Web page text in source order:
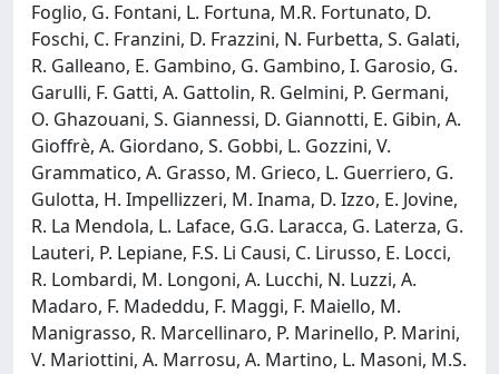
Foglio, G. Fontani, L. Fortuna, M.R. Fortunato, D.
Foschi, C. Franzini, D. Frazzini, N. Furbetta, S. Galati,
R. Galleano, E. Gambino, G. Gambino, I. Garosio, G.
Garulli, F. Gatti, A. Gattolin, R. Gelmini, P. Germani,
O. Ghazouani, S. Giannessi, D. Giannotti, E. Gibin, A.
Gioffrè, A. Giordano, S. Gobbi, L. Gozzini, V.
Grammatico, A. Grasso, M. Grieco, L. Guerriero, G.
Gulotta, H. Impellizzeri, M. Inama, D. Izzo, E. Jovine,
R. La Mendola, L. Laface, G.G. Laracca, G. Laterza, G.
Lauteri, P. Lepiane, F.S. Li Causi, C. Lirusso, E. Locci,
R. Lombardi, M. Longoni, A. Lucchi, N. Luzzi, A.
Madaro, F. Madeddu, F. Maggi, F. Maiello, M.
Manigrasso, R. Marcellinaro, P. Marinello, P. Marini,
V. Mariottini, A. Marrosu, A. Martino, L. Masoni, M.S.